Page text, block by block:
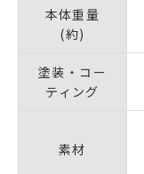
本体重量
(約)
塗装・コー
ティング
素材